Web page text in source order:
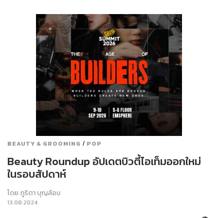
BEAUTY & GROOMING / POP
Beauty Roundup อัปเดตบิวตี้ไอเท็มออกใหม่
ในรอบสัปดาห์
โดย ภูริตา บุญล้อม
13.08.2024